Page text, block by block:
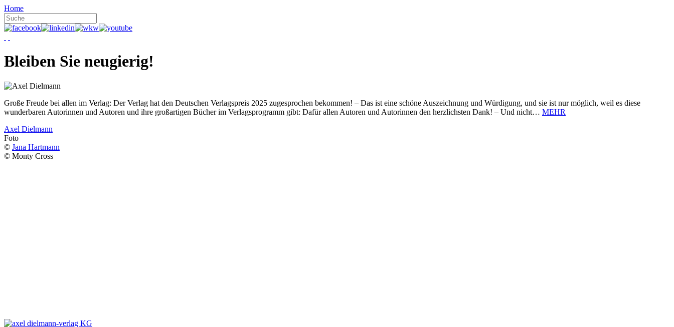
Home
Bleiben Sie neugierig!
Große Freude bei allen im Verlag: Der Verlag hat den Deutschen Verlagspreis 2025 zugesprochen bekommen! – Das ist eine schöne Auszeichnung und Würdigung, und sie ist nur möglich, weil es diese
wunderbaren Autorinnen und Autoren und ihre großartigen Bücher im Verlagsprogramm gibt: Dafür allen Autoren und Autorinnen den herzlichsten Dank! – Und nicht… MEHR
Axel Dielmann
Foto
© Jana Hartmann
© Monty Cross